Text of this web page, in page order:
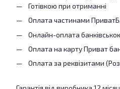
Готівкою при отриманні
Оплата частинами
Онлайн-оплата
Оплата на карту Приват
Оплата за реквізитами